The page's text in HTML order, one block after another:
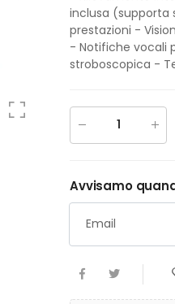
inclusa (supporta
prestazioni -
- Notifiche vocali
stroboscopica -
Avvisamo